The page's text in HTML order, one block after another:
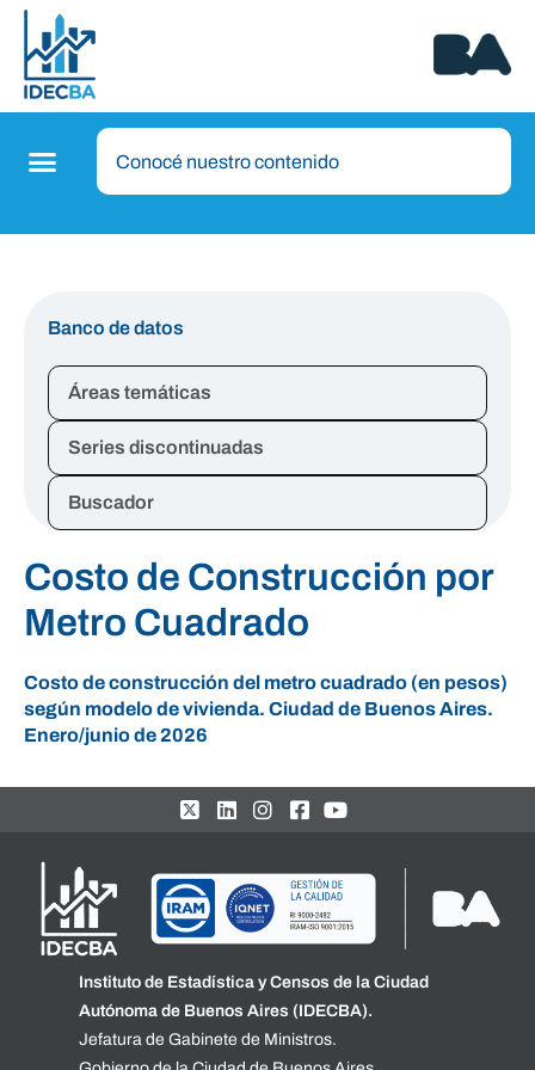
Banco de datos
Áreas temáticas
Series discontinuadas
Buscador
Costo de Construcción por
Metro Cuadrado
Costo de construcción del metro cuadrado (en pesos)
según modelo de vivienda. Ciudad de Buenos Aires.
Enero/junio de 2026
Instituto de Estadística y Censos de la Ciudad
Autónoma de Buenos Aires (IDECBA).
Jefatura de Gabinete de Ministros.